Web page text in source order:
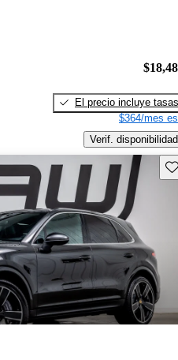
El precio incluye tasas
$364/mes
Verif. disponibilidad